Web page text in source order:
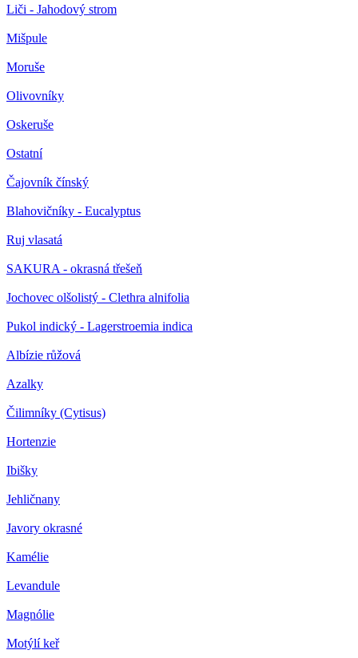
Liči - Jahodový strom
Mišpule
Moruše
Olivovníky
Oskeruše
Ostatní
Čajovník čínský
Blahovičníky - Eucalyptus
Ruj vlasatá
SAKURA - okrasná třešeň
Jochovec olšolistý - Clethra alnifolia
Pukol indický - Lagerstroemia indica
Albízie růžová
Azalky
Čilimníky (Cytisus)
Hortenzie
Ibišky
Jehličnany
Javory okrasné
Kamélie
Levandule
Magnólie
Motýlí keř